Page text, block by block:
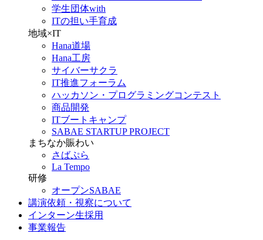
学生団体with
ITの担い手育成
地域×IT
Hana道場
Hana工房
サイバーサクラ
IT推進フォーラム
ハッカソン・プログラミングコンテスト
商品開発
ITブートキャンプ
SABAE STARTUP PROJECT
まちなか賑わい
さばぷら
La Tempo
研修
オープンSABAE
講演依頼・視察について
インターン生採用
事業報告